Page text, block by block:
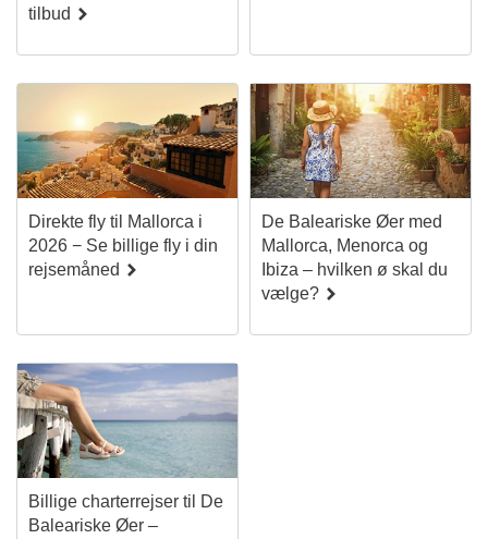
tilbud
Direkte fly til Mallorca i
2026 − Se billige fly i din
rejsemåned
De Baleariske Øer med
Mallorca, Menorca og
Ibiza – hvilken ø skal du
vælge?
Billige charterrejser til De
Baleariske Øer –